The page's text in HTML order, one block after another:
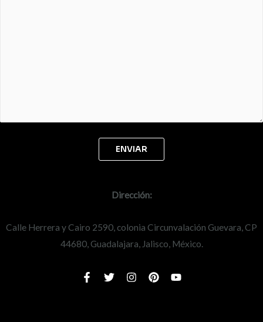
Dirección:
Calle Herrera y Cairo 2590, colonia Circunvalación Guevara, CP
44680, Guadalajara, Jalisco, México.